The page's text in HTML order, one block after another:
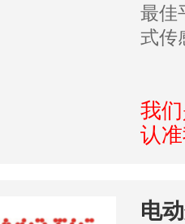
最佳
式传
我
认
电